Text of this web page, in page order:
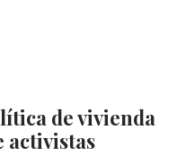
de vivienda
activistas